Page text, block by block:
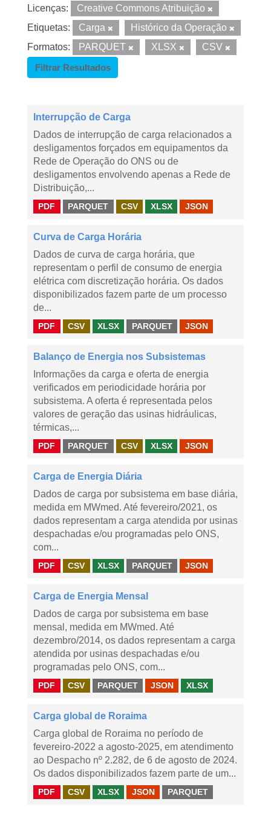
Licenças:
Creative Commons Atribuição
Etiquetas:
Carga
Histórico da Operação
Formatos:
PARQUET XLSX
CSV
Filtrar Resultados
Interrupção de Carga
Dados de interrupção de carga relacionados a
desligamentos forçados em equipamentos da
Rede de Operação do ONS ou de
desligamentos envolvendo apenas a Rede de
Distribuição,...
PDF PARQUET CSV XLSX JSON
Curva de Carga Horária
Dados de curva de carga horária, que
representam o perfil de consumo de energia
elétrica com discretização horária. Os dados
disponibilizados fazem parte de um processo
de...
PDF CSV XLSX PARQUET JSON
Balanço de Energia nos Subsistemas
Informações da carga e oferta de energia
verificados em periodicidade horária por
subsistema. A oferta é representada pelos
valores de geração das usinas hidráulicas,
térmicas,...
PDF PARQUET CSV XLSX JSON
Carga de Energia Diária
Dados de carga por subsistema em base diária,
medida em MWmed. Até fevereiro/2021, os
dados representam a carga atendida por usinas
despachadas e/ou programadas pelo ONS,
com...
PDF CSV XLSX PARQUET JSON
Carga de Energia Mensal
Dados de carga por subsistema em base
mensal, medida em MWmed. Até
dezembro/2014, os dados representam a carga
atendida por usinas despachadas e/ou
programadas pelo ONS, com...
PDF CSV PARQUET JSON XLSX
Carga global de Roraima
Carga global de Roraima no período de
fevereiro-2022 a agosto-2025, em atendimento
ao Despacho nº 2.282, de 6 de agosto de 2024.
Os dados disponibilizados fazem parte de um...
PDF CSV XLSX JSON PARQUET